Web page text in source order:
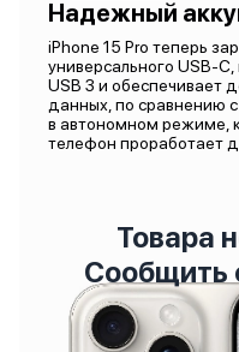
Надежный
iPhone 15 Pro теперь
универсального USB-
USB 3 и обеспечивает
данных, по сравнению
в автономном режиме,
телефон проработает
Товара
Сообщить